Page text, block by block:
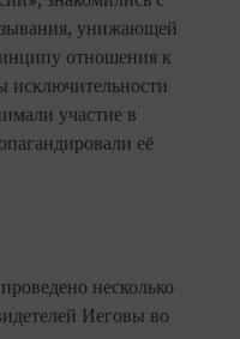
унижающей
отношения к
исключительности
участие в
её
несколько
Иеговы во